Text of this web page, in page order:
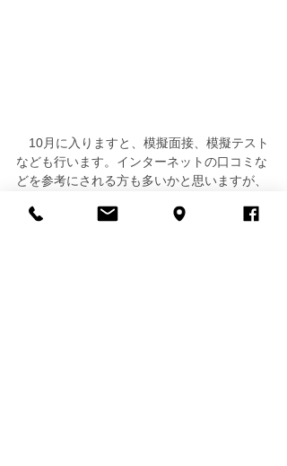
10月に入りますと、模擬面接、模擬テスト
なども行います。インターネットの口コミな
どを参考にされる方も多いかと思いますが、
幼稚園に足を運んで頂いて、お子さまが楽し